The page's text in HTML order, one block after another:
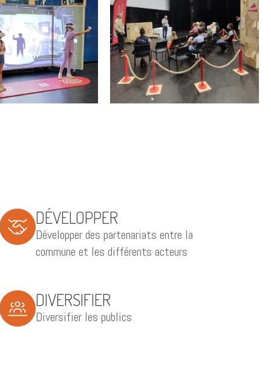
DÉVELOPPER
Développer des partenariats entre la
commune et les différents acteurs
DIVERSIFIER
Diversifier les publics